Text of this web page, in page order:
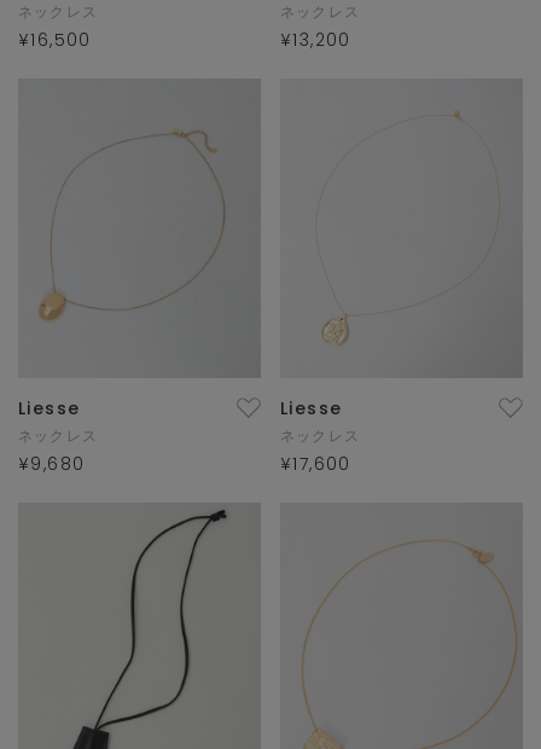
ネックレス
¥16,500
ネックレス
¥13,200
Liesse
ネックレス
¥9,680
Liesse
ネックレス
¥17,600